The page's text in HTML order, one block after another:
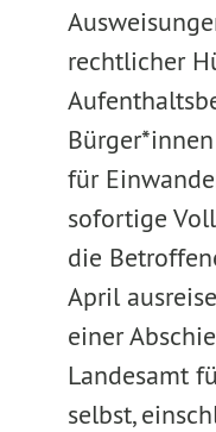
rechtlicher
für
sofortige
die
April
einer
Landesamt
selbst,